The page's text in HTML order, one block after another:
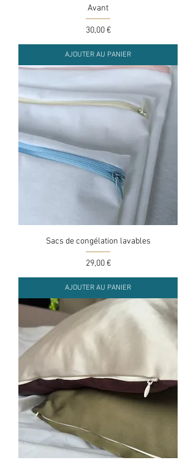
Avant
Prix
30,00 €
AJOUTER AU PANIER
Sacs de congélation lavables
Prix
29,00 €
AJOUTER AU PANIER